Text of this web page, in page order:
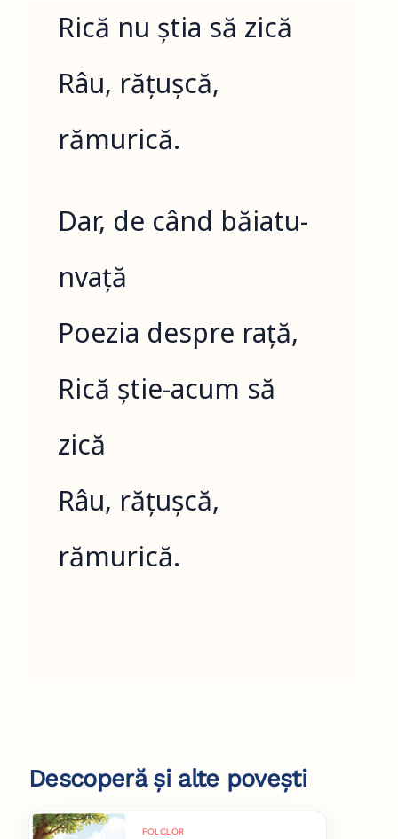
Rică nu știa să zică
Râu, rățușcă,
rămurică.
Dar, de când băiatu-
nvață
Poezia despre rață,
Rică știe-acum să
zică
Râu, rățușcă,
rămurică.
Descoperă și alte povești
FOLCLOR